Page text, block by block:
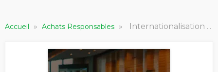
Accueil » Achats Responsables » Internationalisation des programmes : une vision globale via un engagement local